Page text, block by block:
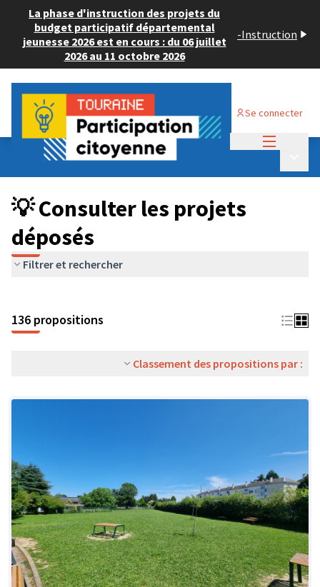
La phase d'instruction des projets du
budget participatif départemental
jeunesse 2026 est en cours : du 06 juillet
2026 au 11 octobre 2026
-Instruction
Se connecter
Budget Participatif JEUNESSE 2024
💡 Consulter les projets déposés
💡 Consulter les projets
déposés
Filtrer et rechercher
136 propositions
Classement des propositions par :